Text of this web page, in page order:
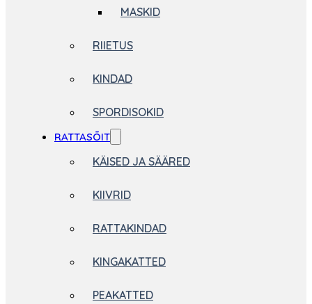
MASKID
RIIETUS
KINDAD
SPORDISOKID
RATTASÕIT
KÄISED JA SÄÄRED
KIIVRID
RATTAKINDAD
KINGAKATTED
PEAKATTED